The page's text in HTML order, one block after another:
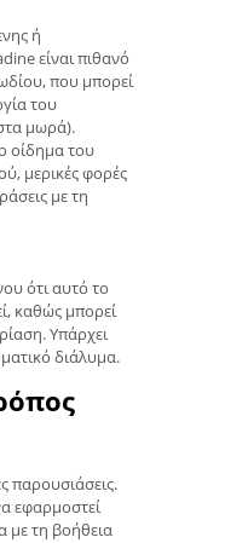
ή
είναι πιθανό
που μπορεί
του
μωρά).
οίδημα του
μερικές φορές
με τη
ότι αυτό το
καθώς μπορεί
Υπάρχει
διάλυμα.
παρουσιάσεις.
εφαρμοστεί
με τη βοήθεια